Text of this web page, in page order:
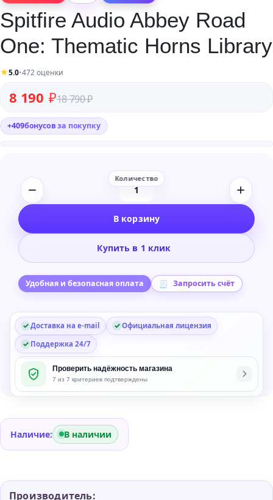
Spitfire Audio Abbey Road
One: Thematic Horns Library
★5.0•472 оценки
18 790₽
Первоначальная цена составляла 18 790 ₽.
8 190 ₽
Текущая цена: 8 190 ₽.
+409бонусовза покупку
Количество
Spitfire
Abbey
One:
Horns
Library
В корзину
Купить в 1 клик
Удобная и безопасная оплата Запросить счёт
Доставка на e-mail
Официальная лицензия
Поддержка 24/7
Проверить надёжность магазина
7 из 7 критериев подтверждены
Наличие: В наличии
Производитель: